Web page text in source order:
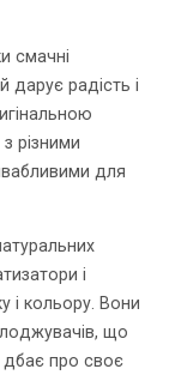
смачні
дарує радість і
різними
для
і
і кольору. Вони
що
дбає про своє